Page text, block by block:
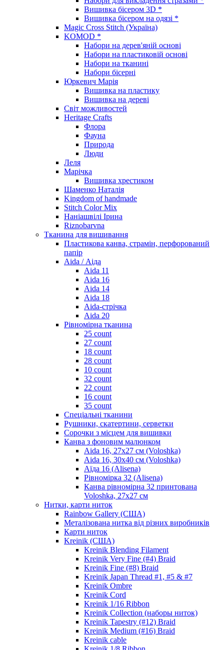
Вишивка бісером 3D *
Вишивка бісером на одязі *
Magic Cross Stitch (Україна)
KOMOD *
Набори на дерев'яній основі
Набори на пластиковій основі
Набори на тканині
Набори бісерні
Юркевич Марія
Вишивка на пластику
Вишивка на дереві
Світ можливостей
Heritage Crafts
Флора
Фауна
Природа
Люди
Леля
Марічка
Вишивка хрестиком
Шаменко Наталія
Kingdom of handmade
Stitch Color Mix
Наніашвілі Ірина
Riznobarvna
Тканина для вишивання
Пластикова канва, страмін, перфорований
папір
Aida / Аіда
Aida 11
Aida 16
Aida 14
Aida 18
Aida-стрічка
Aida 20
Рівномірна тканина
25 count
27 count
18 count
28 count
10 count
32 count
22 count
16 count
35 count
Спеціальні тканини
Рушники, скатертини, серветки
Сорочки з місцем для вишивки
Канва з фоновим малюнком
Aida 16, 27х27 см (Voloshka)
Aida 16, 30х40 см (Voloshka)
Аїда 16 (Alisena)
Рівномірка 32 (Alisena)
Канва рівномірна 32 принтована
Voloshka, 27х27 см
Нитки, карти ниток
Rainbow Gallery (США)
Металізована нитка від різних виробників
Карти ниток
Kreinik (США)
Kreinik Blending Filament
Kreinik Very Fine (#4) Braid
Kreinik Fine (#8) Braid
Kreinik Japan Thread #1, #5 & #7
Kreinik Ombre
Kreinik Cord
Kreinik 1/16 Ribbon
Kreinik Collection (наборы ниток)
Kreinik Tapestry (#12) Braid
Kreinik Medium (#16) Braid
Kreinik cable